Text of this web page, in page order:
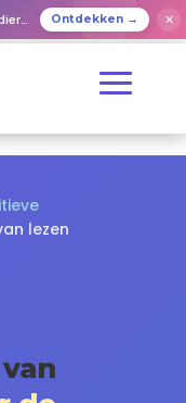
Ontdekken → ✕
lezen